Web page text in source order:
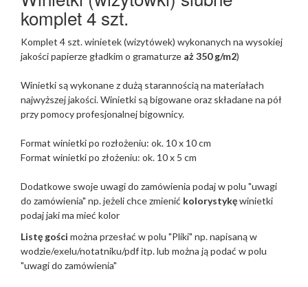
komplet 4 szt.
Komplet 4 szt. winietek (wizytówek) wykonanych na wysokiej
jakości papierze gładkim o gramaturze aż 350 g/m2)
Winietki są wykonane z dużą starannością na materiałach
najwyższej jakości. Winietki są bigowane oraz składane na pół
przy pomocy profesjonalnej bigownicy.
Format winietki po rozłożeniu: ok. 10 x 10 cm
Format winietki po złożeniu: ok. 10 x 5 cm
Dodatkowe swoje uwagi do zamówienia podaj w polu "uwagi
do zamówienia" np. jeżeli chce zmienić kolorystykęwinietki
podaj jaki ma mieć kolor
Listę gości można przesłać w polu "Pliki" np. napisaną w
wodzie/exelu/notatniku/pdf itp. lub można ją podać w polu
"uwagi do zamówienia"